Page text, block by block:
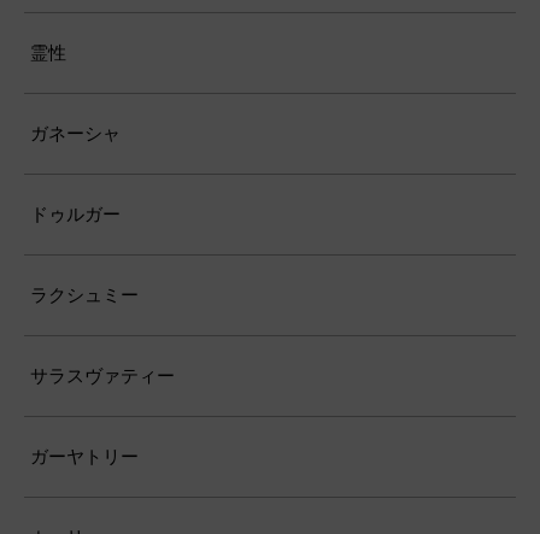
霊性
ガネーシャ
ドゥルガー
ラクシュミー
サラスヴァティー
ガーヤトリー